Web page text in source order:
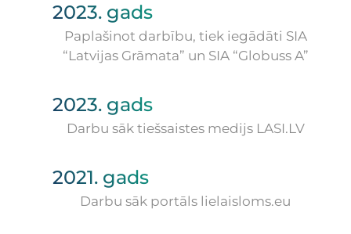
2023. gads
Paplašinot darbību, tiek iegādāti SIA
“Latvijas Grāmata” un SIA “Globuss A”
2023. gads
Darbu sāk tiešsaistes medijs LASI.LV
2021. gads
Darbu sāk portāls lielaisloms.eu